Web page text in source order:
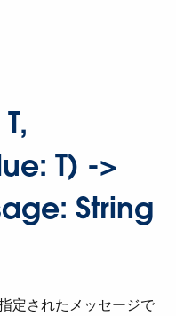
T) ->
String
定されたメッセージで